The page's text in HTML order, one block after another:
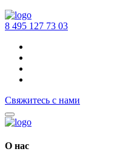
‪8 495 127 73 03
Свяжитесь с нами
О нас